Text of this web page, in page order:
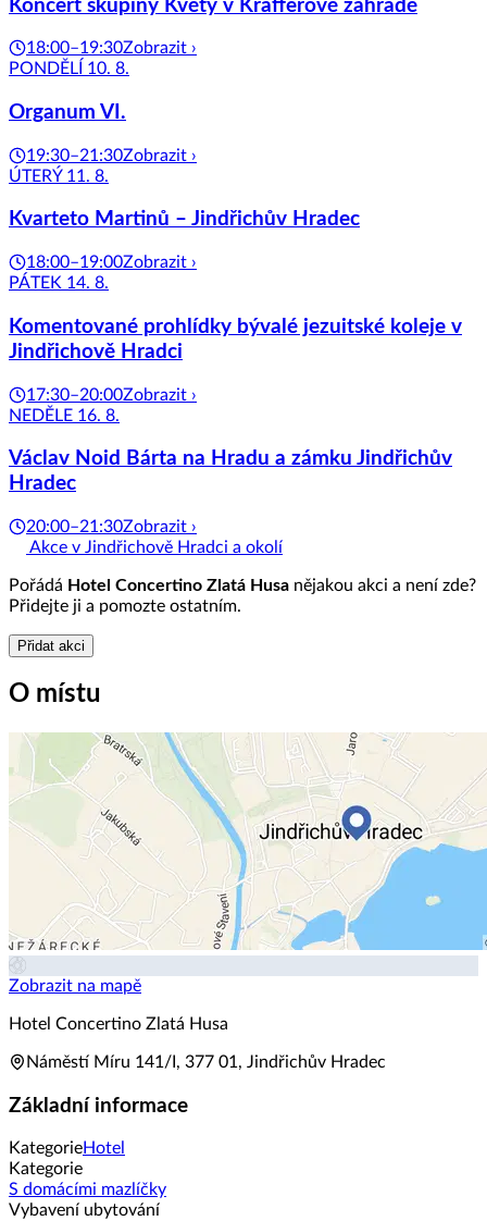
Koncert skupiny Květy v Krafferově zahradě
18:00–19:30Zobrazit ›
PONDĚLÍ 10. 8.
Organum VI.
19:30–21:30Zobrazit ›
ÚTERÝ 11. 8.
Kvarteto Martinů – Jindřichův Hradec
18:00–19:00Zobrazit ›
PÁTEK 14. 8.
Komentované prohlídky bývalé jezuitské koleje v
Jindřichově Hradci
17:30–20:00Zobrazit ›
NEDĚLE 16. 8.
Václav Noid Bárta na Hradu a zámku Jindřichův
Hradec
20:00–21:30Zobrazit ›
Akce v Jindřichově Hradci a okolí
Pořádá Hotel Concertino Zlatá Husa nějakou akci a není zde?
Přidejte ji a pomozte ostatním.
Přidat akci
O místu
Zobrazit na mapě
Hotel Concertino Zlatá Husa
Náměstí Míru 141/I, 377 01, Jindřichův Hradec
Základní informace
KategorieHotel
Kategorie
S domácími mazlíčky
Vybavení ubytování